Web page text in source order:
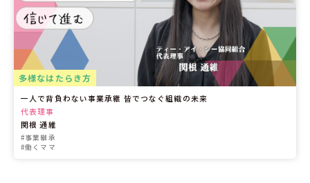
多様なはたらき方
一人で背負わない事業承継 皆でつなぐ組織の未来
代表理事
関根 通維
#事業継承
#働くママ